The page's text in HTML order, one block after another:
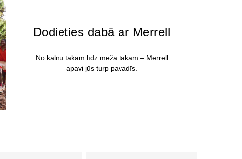
Dodieties dabā ar Merrell
No kalnu takām līdz meža takām – Merrell
apavi jūs turp pavadīs.